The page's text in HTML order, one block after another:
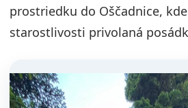
prostriedku do Oščadnice,
starostlivosti privolaná